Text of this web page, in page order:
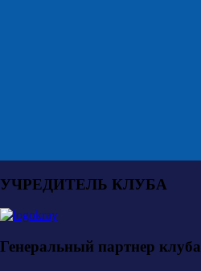
УЧРЕДИТЕЛЬ КЛУБА
Генеральный партнер клуба